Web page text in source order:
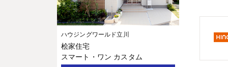
ハウジングワールド立川
桧家住宅
スマート・ワン カスタム